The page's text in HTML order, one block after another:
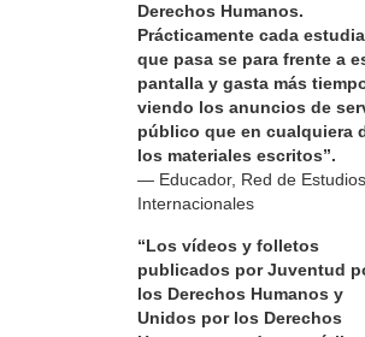
Derechos Humanos.
Prácticamente cada
que pasa se para frente a
pantalla y gasta más
viendo los anuncios de
público que en cualquiera
los materiales escritos”.
— Educador, Red de Estudios
Internacionales
“Los vídeos y folletos
publicados por Juventud
los Derechos Humanos y
Unidos por los Derechos